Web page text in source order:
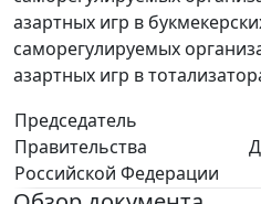
азартных игр в
саморегулируемых
азартных игр в
Председатель
Правительства
Российской Федерации